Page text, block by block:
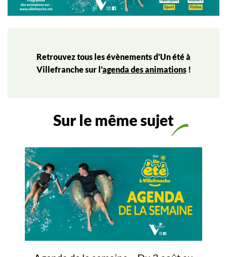
Retrouvez tous les évènements d’Un été à
Villefranche sur l’agenda des animations!
Sur le même sujet